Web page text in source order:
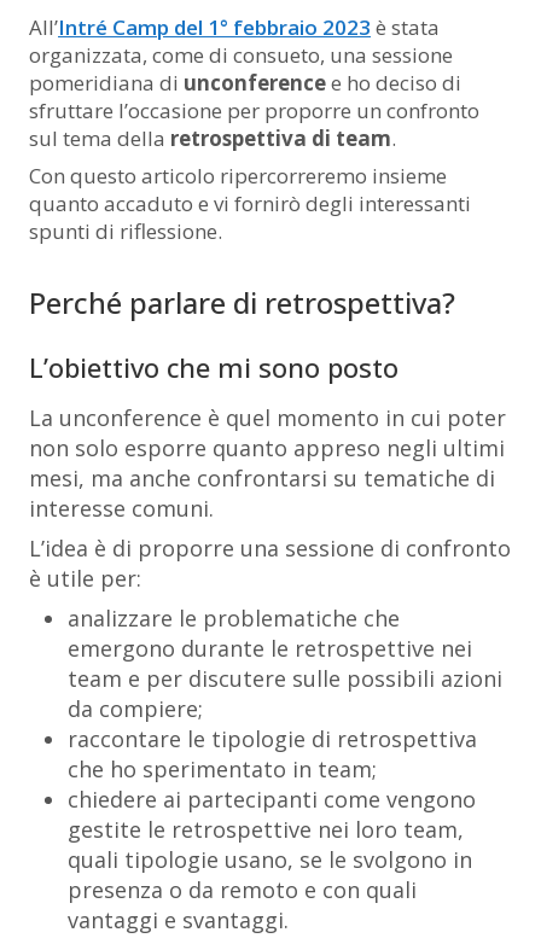
All’Intré Camp del 1° febbraio 2023 è stata
organizzata, come di consueto, una sessione
pomeridiana di unconferencee ho deciso di
sfruttare l’occasione per proporre un confronto
sul tema della retrospettiva di team.
Con questo articolo ripercorreremo insieme
quanto accaduto e vi fornirò degli interessanti
spunti di riflessione.
Perché parlare di retrospettiva?
L’obiettivo che mi sono posto
La unconference è quel momento in cui poter
non solo esporre quanto appreso negli ultimi
mesi, ma anche confrontarsi su tematiche di
interesse comuni.
L’idea è di proporre una sessione di confronto
è utile per:
analizzare le problematiche che
emergono durante le retrospettive nei
team e per discutere sulle possibili azioni
da compiere;
raccontare le tipologie di retrospettiva
che ho sperimentato in team;
chiedere ai partecipanti come vengono
gestite le retrospettive nei loro team,
quali tipologie usano, se le svolgono in
presenza o da remoto e con quali
vantaggi e svantaggi.